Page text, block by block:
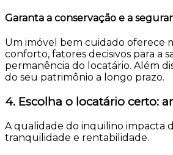
Garanta a conservação e a
Um imóvel bem cuidado oferece
conforto, fatores decisivos para a
permanência do locatário. Além
do seu patrimônio a longo prazo.
4. Escolha o locatário certo:
A qualidade do inquilino impacta
tranquilidade e rentabilidade.